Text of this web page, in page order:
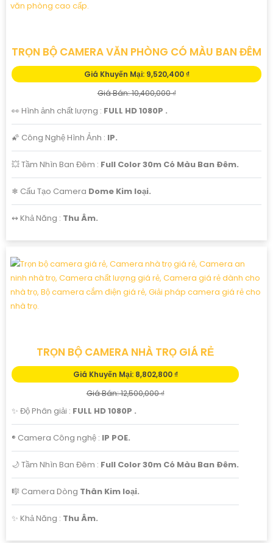
TRỌN BỘ CAMERA VĂN PHÒNG CÓ MÀU BAN ĐÊM
Giá Khuyến Mại: 9,520,400 ₫
Giá Bán: 10,400,000 ₫
👀 Hình ảnh chất lượng : FULL HD 1080P .
🌠 Công Nghệ Hình Ảnh : IP.
💥 Tầm Nhìn Ban Đêm : Full Color 30m Có Màu Ban Ðêm.
❄ Cấu Tạo Camera Dome Kim loại.
️↭ Khả Năng : Thu Âm.
TRỌN BỘ CAMERA NHÀ TRỌ GIÁ RẺ
Giá Khuyến Mại: 8,802,800 ₫
Giá Bán: 12,500,000 ₫
✨ Độ Phân giải : FULL HD 1080P .
®️ Camera Công nghệ : IP POE.
🌙 Tầm Nhìn Ban Đêm : Full Color 30m Có Màu Ban Ðêm.
🎼️ Camera Dòng Thân Kim loại.
️✨ Khả Năng : Thu Âm.